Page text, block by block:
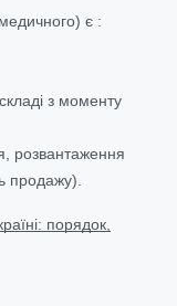
є :
з моменту
розвантаження
продажу).
порядок,